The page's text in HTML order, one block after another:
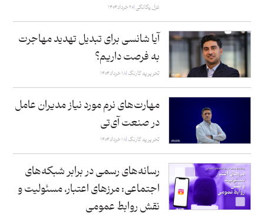
غزل یگانگی ۲۰ خرداد ۱۴۰۴
آیا شانسی برای تبدیل تهدید مهاجرت
به فرصت داریم؟
تحریریه کارنگ ۱۸ خرداد ۱۴۰۴
مهارت‌های نرم مورد نیاز مدیران عامل
در صنعت آی‌تی
تحریریه کارنگ ۱۸ خرداد ۱۴۰۴
رسانه‌های رسمی در برابر شبکه‌های
اجتماعی: مرزهای اعتبار، مسئولیت و
نقش روابط عمومی